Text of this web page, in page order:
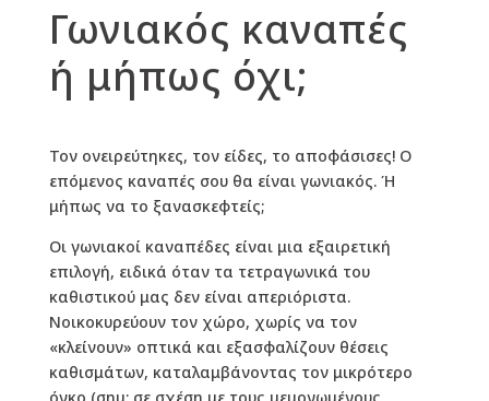
Γωνιακός καναπές
ή μήπως όχι;
Τον ονειρεύτηκες, τον είδες, το αποφάσισες! Ο
επόμενος καναπές σου θα είναι γωνιακός. Ή
μήπως να το ξανασκεφτείς;
Οι γωνιακοί καναπέδες είναι μια εξαιρετική
επιλογή, ειδικά όταν τα τετραγωνικά του
καθιστικού μας δεν είναι απεριόριστα.
Νοικοκυρεύουν τον χώρο, χωρίς να τον
«κλείνουν» οπτικά και εξασφαλίζουν θέσεις
καθισμάτων, καταλαμβάνοντας τον μικρότερο